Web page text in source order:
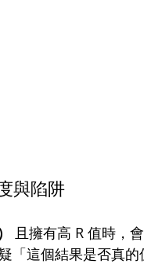
與陷阱
且擁有高 R 值時，
「這個結果是否真